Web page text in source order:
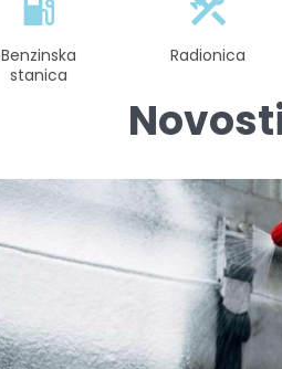
Benzinska
stanica
Radionica